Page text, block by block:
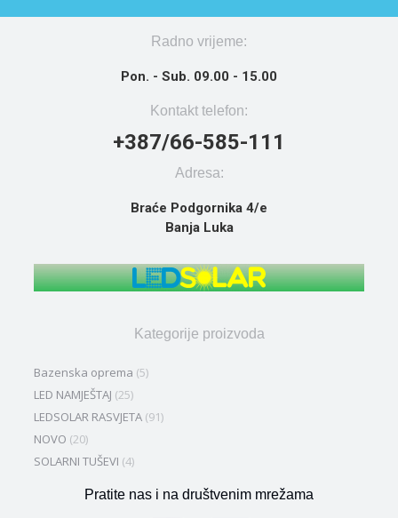
Radno vrijeme:
Pon. - Sub. 09.00 - 15.00
Kontakt telefon:
+387/66-585-111
Adresa:
Braće Podgornika 4/e
Banja Luka
Kategorije proizvoda
Bazenska oprema (5)
LED NAMJEŠTAJ (25)
LEDSOLAR RASVJETA (91)
NOVO (20)
SOLARNI TUŠEVI (4)
Pratite nas i na društvenim mrežama